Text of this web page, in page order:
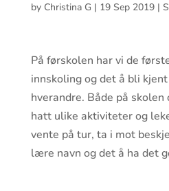
by Christina G | 19 Sep 2019|
På førskolen har vi de
innskoling og det å bli
hverandre. Både på skolen
hatt ulike aktiviteter og
vente på tur, ta i mot
lære navn og det å ha det